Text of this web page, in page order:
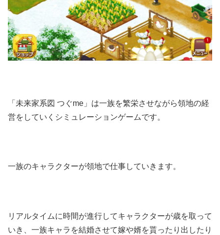
「未来家系図 つぐme」は一族を繁栄させながら領地の経
営をしていくシミュレーションゲームです。
一族のキャラクターが領地で仕事していきます。
リアルタイムに時間が進行してキャラクターが歳を取って
いき、一族キャラを結婚させて嫁や婿を貰ったり出したり